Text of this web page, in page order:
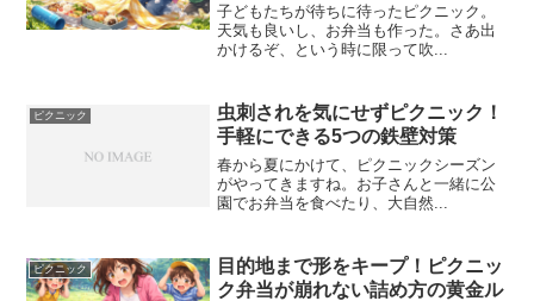
子どもたちが待ちに待ったピクニック。
天気も良いし、お弁当も作った。さあ出
かけるぞ、という時に限って吹...
ピクニック
虫刺されを気にせずピクニック！
手軽にできる5つの鉄壁対策
春から夏にかけて、ピクニックシーズン
がやってきますね。お子さんと一緒に公
園でお弁当を食べたり、大自然...
ピクニック
目的地まで形をキープ！ピクニッ
ク弁当が崩れない詰め方の黄金ル